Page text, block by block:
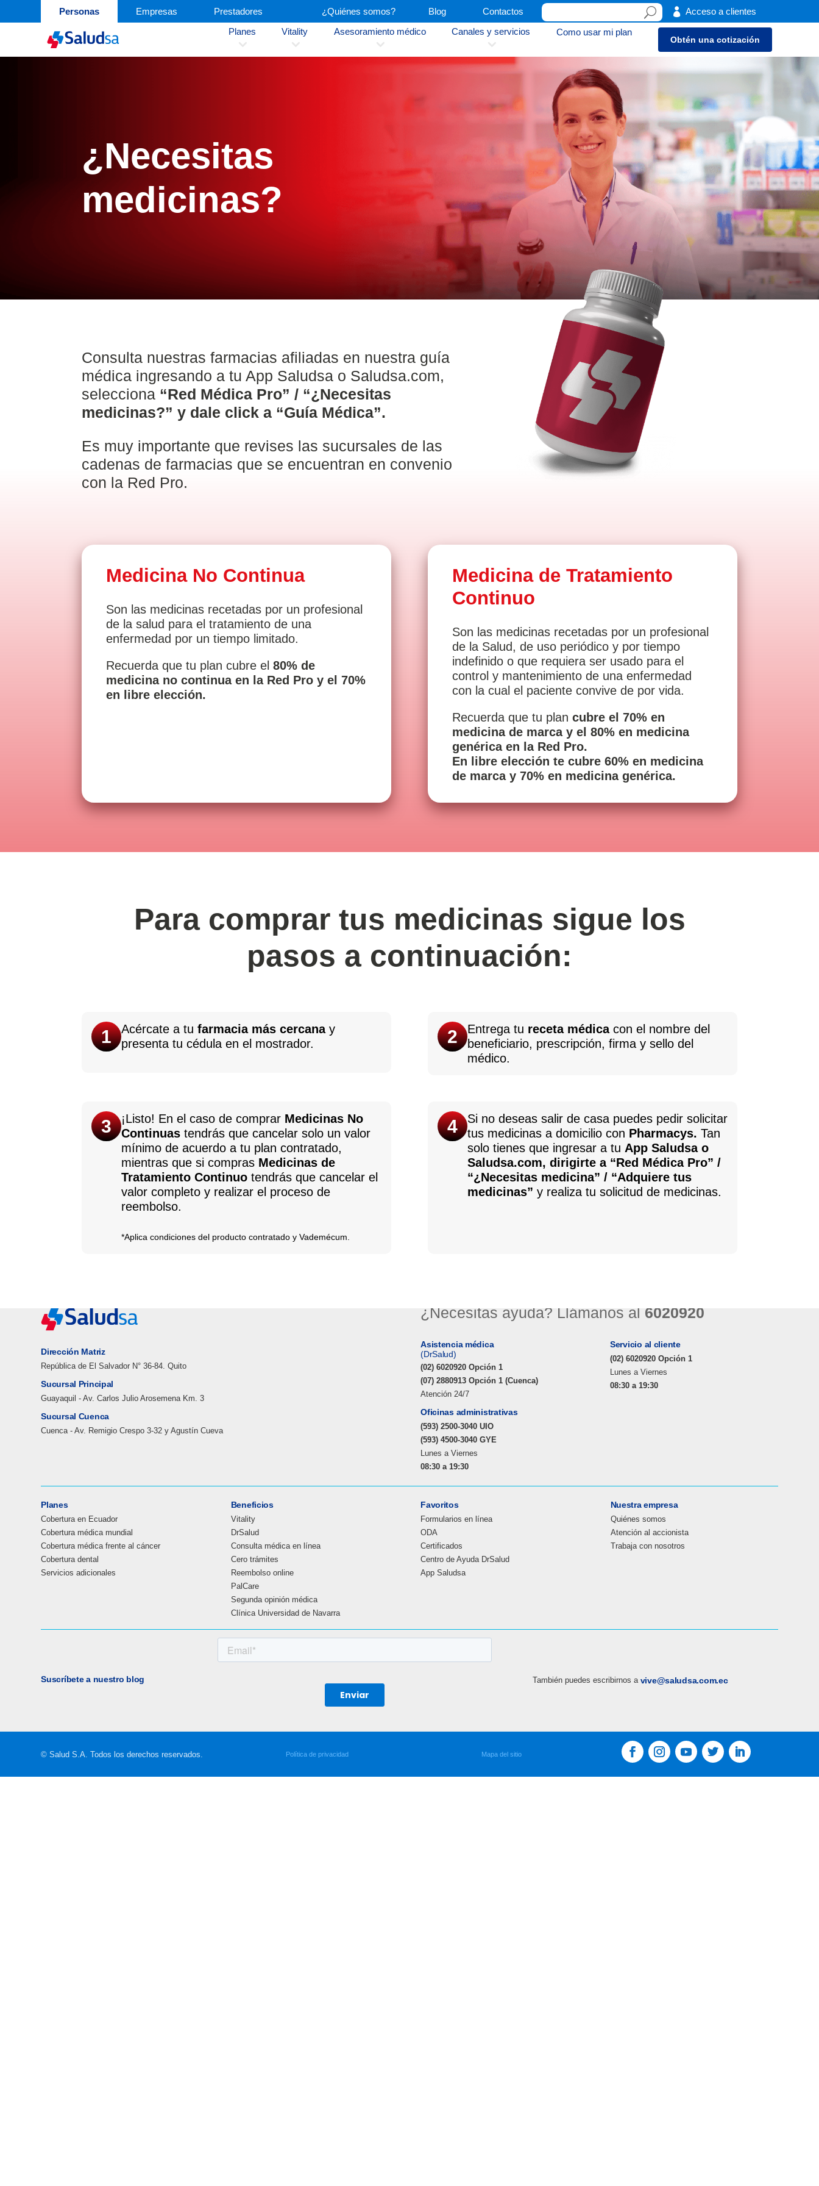
Personas Empresas Prestadores ¿Quiénes somos? Blog Contactos  Acceso a clientes
Planes
3
Vitality
3
Asesoramiento médico
3
Canales y servicios
3
Como usar mi plan
Obtén una cotización
¿Necesitas
medicinas?
Consulta nuestras farmacias afiliadas en nuestra guía
médica ingresando a tu App Saludsa o Saludsa.com,
selecciona “Red Médica Pro” / “¿Necesitas
medicinas?” y dale click a “Guía Médica”.
Es muy importante que revises las sucursales de las
cadenas de farmacias que se encuentran en convenio
con la Red Pro.
Medicina No Continua
Son las medicinas recetadas por un profesional
de la salud para el tratamiento de una
enfermedad por un tiempo limitado.
Recuerda que tu plan cubre el80% de
medicina no continua en la Red Pro y el 70%
en libre elección.
Medicina de Tratamiento
Continuo
Son las medicinas recetadas por un profesional
de la Salud, de uso periódico y por tiempo
indefinido o que requiera ser usado para el
control y mantenimiento de una enfermedad
con la cual el paciente convive de por vida.
Recuerda que tu plan cubre el 70% en
medicina de marca y el 80% en medicina
genérica en la Red Pro.
En libre elección te cubre 60% en medicina
de marca y 70% en medicina genérica.
Para comprar tus medicinas sigue los
pasos a continuación:
1 Acércate a tufarmacia más cercanay
presenta tu cédula en el mostrador.
2 Entrega tu receta médicacon el nombre del
beneficiario, prescripción, firma y sello del
médico.
3 ¡Listo! En el caso de comprar Medicinas No
Continuas tendrás que cancelar solo un valor
mínimo de acuerdo a tu plan contratado,
mientras que si compras Medicinas de
Tratamiento Continuo tendrás que cancelar el
valor completo y realizar el proceso de
reembolso.
*Aplica condiciones del producto contratado y Vademécum.
4
Si no deseas salir de casa puedes pedir solicitar
tus medicinas a domicilio con Pharmacys. Tan
solo tienes que ingresar a tu App Saludsa o
Saludsa.com, dirigirte a “Red Médica Pro” /
“¿Necesitas medicina” / “Adquiere tus
medicinas” y realiza tu solicitud de medicinas.
Dirección Matriz
República de El Salvador N° 36-84. Quito
Sucursal Principal
Guayaquil - Av. Carlos Julio Arosemena Km. 3
Sucursal Cuenca
Cuenca - Av. Remigio Crespo 3-32 y Agustín Cueva
¿Necesitas ayuda? Llámanos al6020920
Asistencia médica
(DrSalud)
(02) 6020920 Opción 1
(07) 2880913 Opción 1 (Cuenca)
Atención 24/7
Servicio al cliente
(02) 6020920 Opción 1
Lunes a Viernes
08:30 a 19:30
Oficinas administrativas
(593) 2500-3040 UIO
(593) 4500-3040 GYE
Lunes a Viernes
08:30 a 19:30
Planes
Cobertura en Ecuador
Cobertura médica mundial
Cobertura médica frente al cáncer
Cobertura dental
Servicios adicionales
Beneficios
Vitality
DrSalud
Consulta médica en línea
Cero trámites
Reembolso online
PalCare
Segunda opinión médica
Clínica Universidad de Navarra
Favoritos
Formularios en línea
ODA
Certificados
Centro de Ayuda DrSalud
App Saludsa
Nuestra empresa
Quiénes somos
Atención al accionista
Trabaja con nosotros
Suscríbete a nuestro blog También puedes escribirnos a vive@saludsa.com.ec
© Salud S.A. Todos los derechos reservados. Política de privacidad Mapa del sitio